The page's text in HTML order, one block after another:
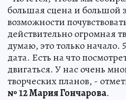
большая сцена и большой
возможности
действительно огромная
думаю, это только начало.
дата. Есть на что
двигаться. У нас очень
творческих планов, -
№ 12 Мария Гончарова.